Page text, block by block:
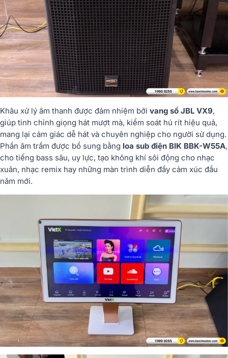
Khâu xử lý âm thanh được đảm nhiệm bởi vang số JBL VX9,
giúp tinh chỉnh giọng hát mượt mà, kiểm soát hú rít hiệu quả,
mang lại cảm giác dễ hát và chuyên nghiệp cho người sử dụng.
Phần âm trầm được bổ sung bằng loa sub điện BIK BBK-W55A,
cho tiếng bass sâu, uy lực, tạo không khí sôi động cho nhạc
xuân, nhạc remix hay những màn trình diễn đầy cảm xúc đầu
năm mới.